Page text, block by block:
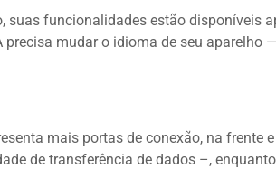
suas funcionalidades estão disponíveis
precisa mudar o idioma de seu aparelho
mais portas de conexão, na
de transferência de dados –,